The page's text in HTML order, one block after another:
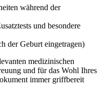
während der
und besondere
der Geburt eingetragen)
medizinischen
und für das Wohl Ihres
immer griffbereit